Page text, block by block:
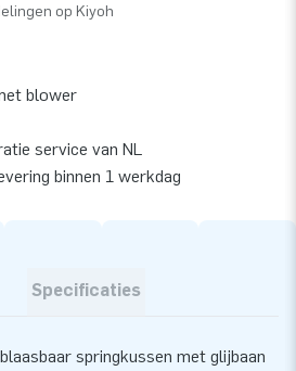
op Kiyoh
blower
service van NL
binnen 1 werkdag
Specificaties
springkussen met glijbaan